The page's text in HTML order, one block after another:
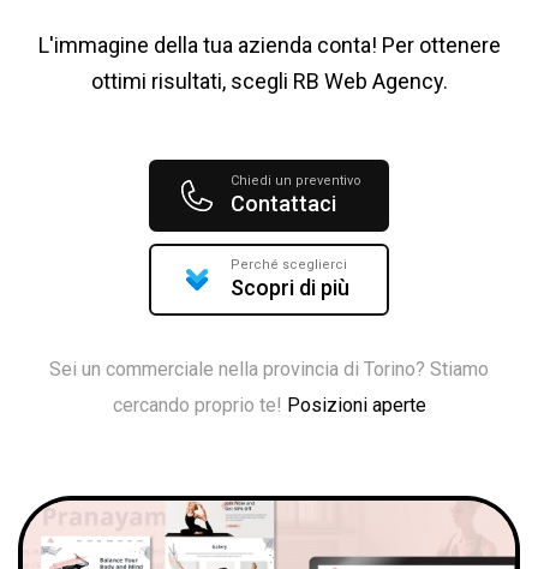
L'immagine della tua azienda conta! Per ottenere
ottimi risultati, scegli RB Web Agency.
Chiedi un preventivo
Contattaci
Perché sceglierci
Scopri di più
Sei un commerciale nella provincia di Torino? Stiamo
cercando proprio te! Posizioni aperte